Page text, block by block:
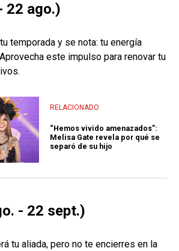
22 ago.)
temporada y se nota: tu energía
este impulso para renovar tu
RELACIONADO
“Hemos vivido amenazados”:
Melisa Gate revela por qué se
separó de su hijo
- 22 sept.)
tu aliada, pero no te encierres en la